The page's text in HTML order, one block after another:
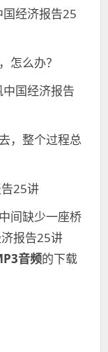
经济报告25
怎么办？
国经济报告
，整个过程总
25讲
间缺少一座桥
报告25讲
音频的下载